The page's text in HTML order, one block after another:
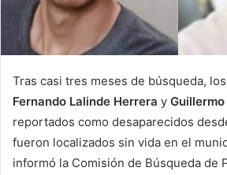
Tras casi tres meses de búsqueda,
Fernando Lalinde Herrera y
reportados como desaparecidos
fueron localizados sin vida en el
informó la Comisión de Búsqueda de